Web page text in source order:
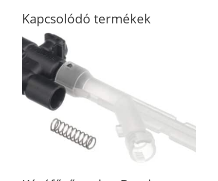
Kapcsolódó termékek